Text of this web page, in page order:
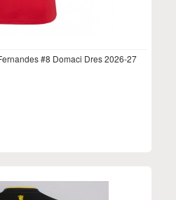
#8 Domaci Dres 2026-27